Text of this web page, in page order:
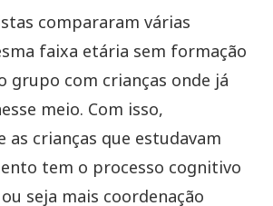
compararam várias
faixa etária sem formação
grupo com crianças onde já
meio. Com isso,
as crianças que estudavam
tem o processo cognitivo
seja mais coordenação